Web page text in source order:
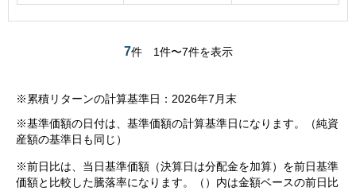
7件 1件〜7件を表示
※累積リターンの計算基準日：2026年7月末
※基準価額の日付は、基準価額の計算基準日になります。（純資
産額の基準日も同じ）
※前日比は、当日基準価額（決算日は分配金を加算）を前日基準
価額と比較した騰落率になります。（）内は金額ベースの前日比